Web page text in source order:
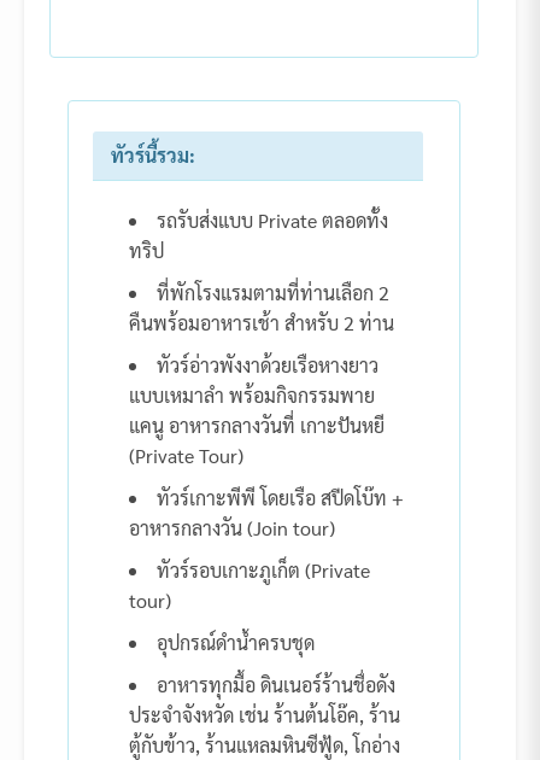
ทัวร์นี้รวม:
รถรับส่งแบบ Private ตลอดทั้ง
ทริป
ที่พักโรงแรมตามที่ท่านเลือก 2
คืนพร้อมอาหารเช้า สำหรับ 2 ท่าน
ทัวร์อ่าวพังงาด้วยเรือหางยาว
แบบเหมาลำ พร้อมกิจกรรมพาย
แคนู อาหารกลางวันที่ เกาะปันหยี
(Private Tour)
ทัวร์เกาะพีพี โดยเรือ สปีดโบ๊ท +
อาหารกลางวัน (Join tour)
ทัวร์รอบเกาะภูเก็ต (Private
tour)
อุปกรณ์ดำน้ำครบชุด
อาหารทุกมื้อ ดินเนอร์ร้านชื่อดัง
ประจำจังหวัด เช่น ร้านต้นโอ๊ค, ร้าน
ตู้กับข้าว, ร้านแหลมหินซีฟู้ด, โกอ่าง